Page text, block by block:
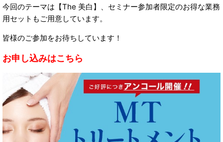
今回のテーマは【The 美白】、セミナー参加者限定のお得な業務
用セットもご用意しています。
皆様のご参加をお待ちしています！
お申し込みはこちら